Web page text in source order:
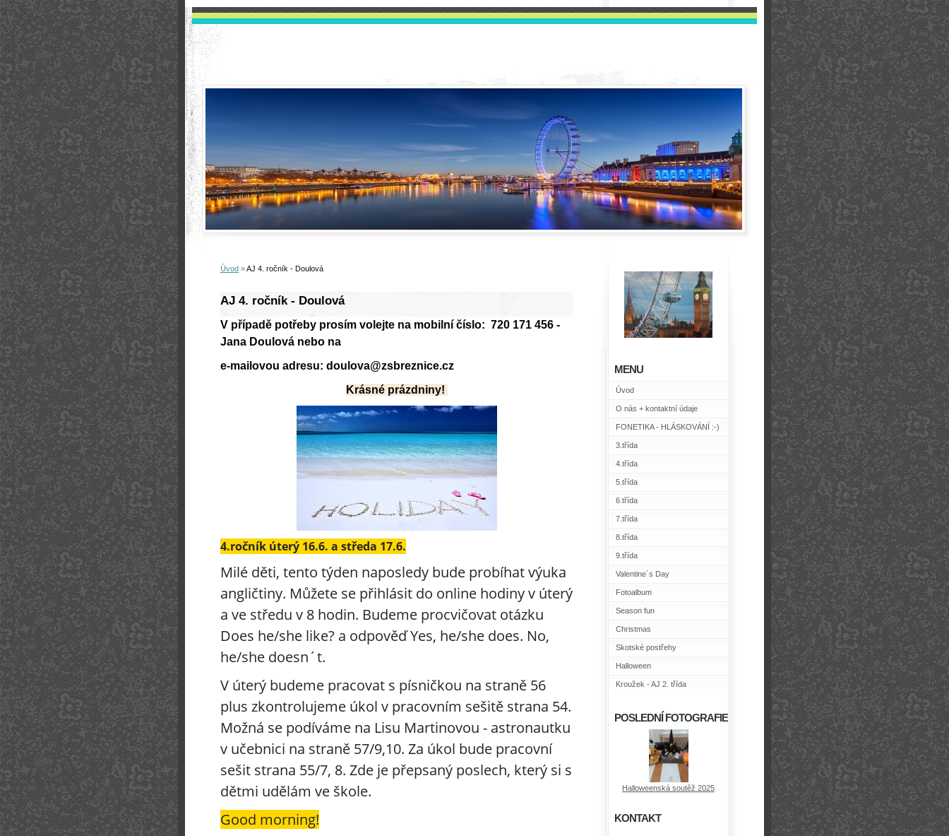
Úvod »AJ 4. ročník - Doulová
AJ 4. ročník - Doulová
V případě potřeby prosím volejte na mobilní číslo: 720 171 456 -
Jana Doulová nebo na
e-mailovou adresu: doulova@zsbreznice.cz
Krásné prázdniny!
4.ročník úterý 16.6. a středa 17.6.
Milé děti, tento týden naposledy bude probíhat výuka
angličtiny. Můžete se přihlásit do online hodiny v úterý
a ve středu v 8 hodin. Budeme procvičovat otázku
Does he/she like? a odpověď Yes, he/she does. No,
he/she doesn´t.
V úterý budeme pracovat s písničkou na straně 56
plus zkontrolujeme úkol v pracovním sešitě strana 54.
Možná se podíváme na Lisu Martinovou - astronautku
v učebnici na straně 57/9,10. Za úkol bude pracovní
sešit strana 55/7, 8. Zde je přepsaný poslech, který si s
dětmi udělám ve škole.
Good morning!
MENU
Úvod
O nás + kontaktní údaje
FONETIKA - HLÁSKOVÁNÍ :-)
3.třída
4.třída
5.třída
6.třída
7.třída
8.třída
9.třída
Valentine´s Day
Fotoalbum
Season fun
Christmas
Skotské postřehy
Halloween
Kroužek - AJ 2. třída
POSLEDNÍ FOTOGRAFIE
Halloweenská soutěž 2025
KONTAKT